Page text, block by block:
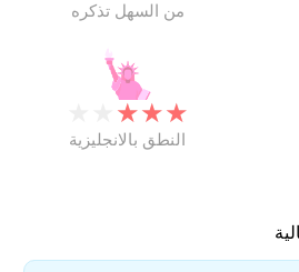
من السهل تذكره
★
★
★
النطق بالانجليزية